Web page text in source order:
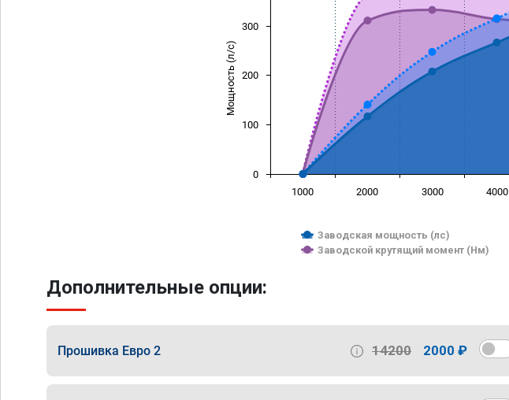
Мощность (л/с)
Заводская мощность (лс)
Заводской крутящий момент (Нм)
1000 2000 3000 4000
0
100
200
300
Дополнительные опции:
Прошивка Евро 2 14200 2000 ₽